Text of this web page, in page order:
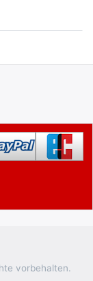
vorbehalten.